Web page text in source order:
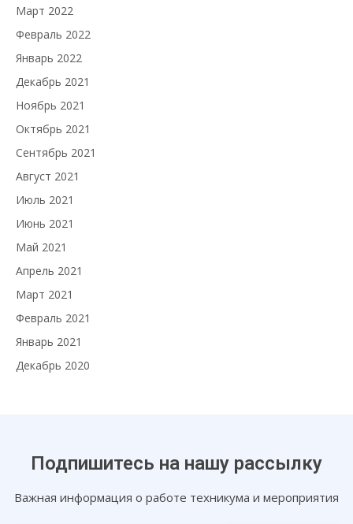
Март 2022
Февраль 2022
Январь 2022
Декабрь 2021
Ноябрь 2021
Октябрь 2021
Сентябрь 2021
Август 2021
Июль 2021
Июнь 2021
Май 2021
Апрель 2021
Март 2021
Февраль 2021
Январь 2021
Декабрь 2020
Подпишитесь на нашу рассылку
Важная информация о работе техникума и мероприятия